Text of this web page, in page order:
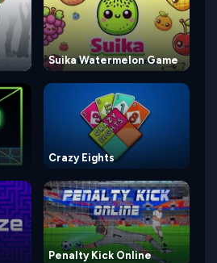
Suika Watermelon Game
Crazy Eights
Penalty Kick Online